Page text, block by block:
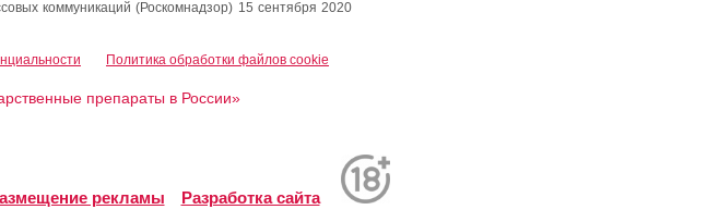
коммуникаций (Роскомнадзор) 15 сентября 2020
Политика обработки файлов cookie
препараты в России»
рекламы Разработка сайта